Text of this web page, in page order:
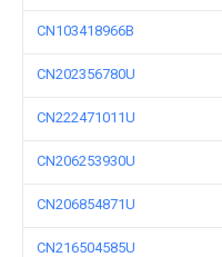
CN103418966B
CN202356780U
CN222471011U
CN206253930U
CN206854871U
CN216504585U